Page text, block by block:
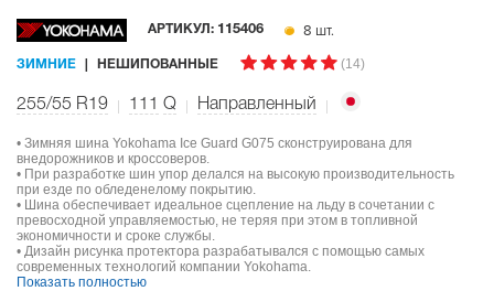
АРТИКУЛ: 115406 8 шт.
ЗИМНИЕ НЕШИПОВАННЫЕ (14)
255/55 R19 111 Q Направленный
• Зимняя шина Yokohama Ice Guard G075 сконструирована для
внедорожников и кроссоверов.
• При разработке шин упор делался на высокую производительность
при езде по обледенелому покрытию.
• Шина обеспечивает идеальное сцепление на льду в сочетании с
превосходной управляемостью, не теряя при этом в топливной
экономичности и сроке службы.
• Дизайн рисунка протектора разрабатывался с помощью самых
современных технологий компании Yokohama.
Показать полностью